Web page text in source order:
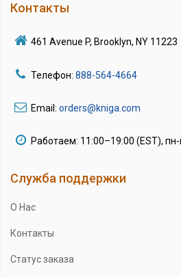
Контакты
461 Avenue P, Brooklyn, NY 11223
Телефон: 888-564-4664
Email: orders@kniga.com
Работаем: 11:00–19:00 (EST),
Служба поддержки
О Нас
Контакты
Статус заказа